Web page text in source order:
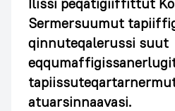
Sermersuumut
qinnuteqalerussi suut
atuarsinnaavasi.